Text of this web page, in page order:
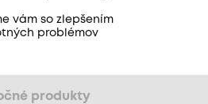
vám so zlepšením
problémov
produkty